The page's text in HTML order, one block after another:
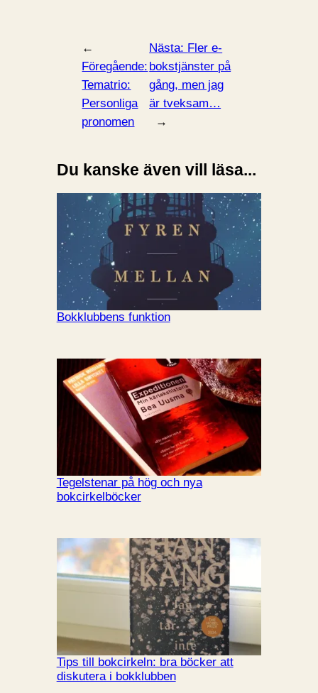
←
Föregående:
Tematrio:
Personliga
pronomen
Nästa: Fler e-
bokstjänster på
gång, men jag
är tveksam…
→
Du kanske även vill läsa...
Bokklubbens funktion
Tegelstenar på hög och nya
bokcirkelböcker
Tips till bokcirkeln: bra böcker att
diskutera i bokklubben